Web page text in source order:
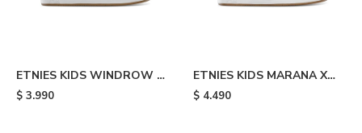
ETNIES KIDS WINDROW -
Black/white
$ 3.990
ETNIES KIDS MARANA X
SANTA CRUZ - Grey
$ 4.490